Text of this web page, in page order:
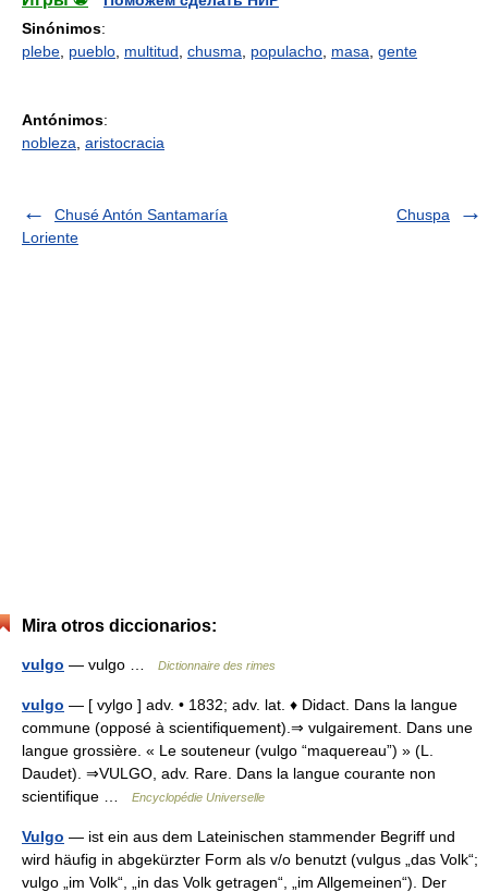
Sinónimos:
plebe pueblo multitud chusma populacho masa gente
Antónimos:
nobleza aristocracia
Chusé Antón Santamaría
Loriente
Chuspa
Mira otros diccionarios:
vulgo — vulgo … Dictionnaire des rimes
vulgo — [ vylgo ] adv. • 1832; adv. lat. ♦ Didact. Dans la langue
commune (opposé à scientifiquement).⇒ vulgairement. Dans une
langue grossière. « Le souteneur (vulgo “maquereau”) » (L.
Daudet). ⇒VULGO, adv. Rare. Dans la langue courante non
scientifique …
Encyclopédie Universelle
Vulgo — ist ein aus dem Lateinischen stammender Begriff und
wird häufig in abgekürzter Form als v/o benutzt (vulgus „das Volk“;
vulgo „im Volk“, „in das Volk getragen“, „im Allgemeinen“). Der